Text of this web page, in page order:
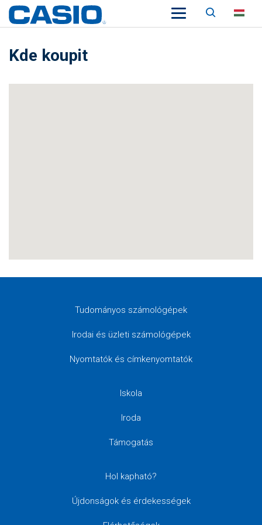
Keresés
Kde koupit
Tudományos számológépek
Irodai és üzleti számológépek
Nyomtatók és címkenyomtatók
Iskola
Iroda
Támogatás
Hol kapható?
Újdonságok és érdekességek